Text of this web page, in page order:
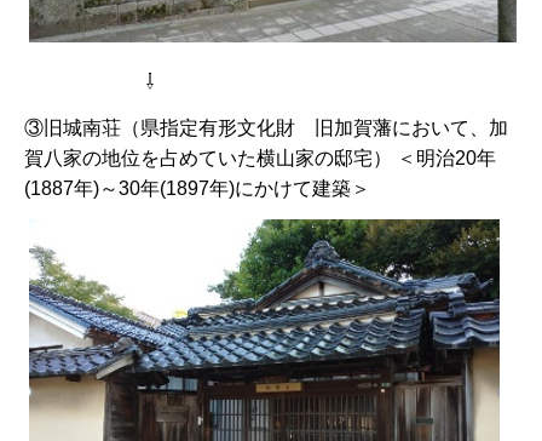
⇩
③旧城南荘（県指定有形文化財 旧加賀藩において、加
賀八家の地位を占めていた横山家の邸宅） ＜明治20年
(1887年)～30年(1897年)にかけて建築＞